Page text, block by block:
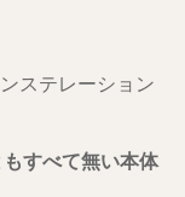
ステレーション
もすべて無い本体